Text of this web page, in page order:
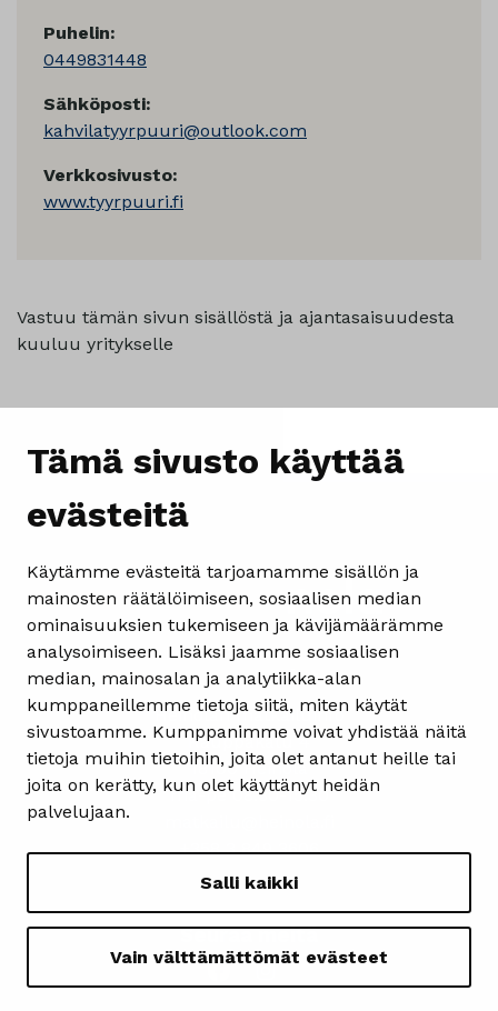
Tämä sivusto käyttää
evästeitä
Käytämme evästeitä tarjoamamme sisällön ja
mainosten räätälöimiseen, sosiaalisen median
ominaisuuksien tukemiseen ja kävijämäärämme
analysoimiseen. Lisäksi jaamme sosiaalisen
median, mainosalan ja analytiikka-alan
kumppaneillemme tietoja siitä, miten käytät
sivustoamme. Kumppanimme voivat yhdistää näitä
tietoja muihin tietoihin, joita olet antanut heille tai
joita on kerätty, kun olet käyttänyt heidän
palvelujaan.
Salli kaikki
Vain välttämättömät evästeet
Puhelin:
0449831448
Sähköposti:
kahvilatyyrpuuri@outlook.com
Verkkosivusto:
www.tyyrpuuri.fi
Vastuu tämän sivun sisällöstä ja ajantasaisuudesta
kuuluu yritykselle
Yhteystiedot
Heinolan matkailuinfo
Kauppakatu 4
18100 Heinola
ma-pe 08.30-15.30
+358 3 849 3606
Seuraa meitä